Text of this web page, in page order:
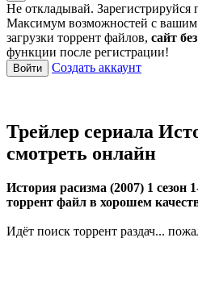
Не откладывай. Зарегистрируйся
Максимум возможностей с
загрузки торрент файлов, сайт
функции после регистрации!
Войти Создать аккаунт
Трейлер сериала
смотреть онлайн
История расизма (2007) 1 сезон
торрент файл в хорошем
Идёт поиск торрент раздач...